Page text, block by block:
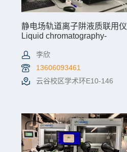
静电场轨道离子阱液质联用仪
Liquid chromatography-
李欣
13606093461
云谷校区学术环E10-146